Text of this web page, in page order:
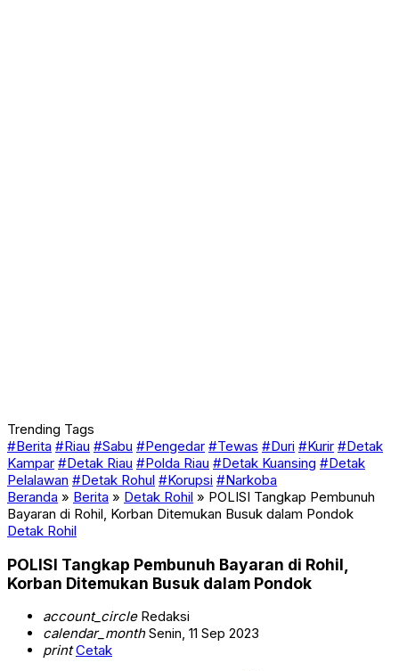
Trending Tags
#Berita #Riau #Sabu #Pengedar #Tewas #Duri #Kurir #Detak
Kampar #Detak Riau #Polda Riau #Detak Kuansing #Detak
Pelalawan #Detak Rohul #Korupsi #Narkoba
Beranda » Berita » Detak Rohil » POLISI Tangkap Pembunuh
Bayaran di Rohil, Korban Ditemukan Busuk dalam Pondok
Detak Rohil
POLISI Tangkap Pembunuh Bayaran di Rohil,
Korban Ditemukan Busuk dalam Pondok
account_circleRedaksi
calendar_monthSenin, 11 Sep 2023
print Cetak